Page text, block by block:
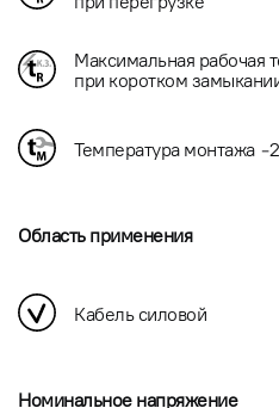
Максимальная рабочая
при коротком
Температура монтажа -
Область применения
Кабель силовой
Номинальное напряжение